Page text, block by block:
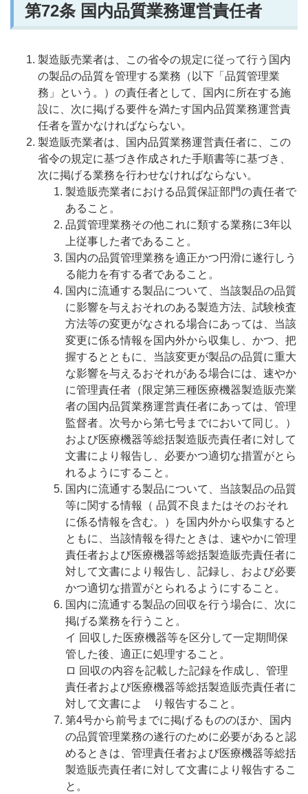
第72条 国内品質業務運営責任者
製造販売業者は、この省令の規定に従って行う国内
の製品の品質を管理する業務（以下「品質管理業
務」という。）の責任者として、国内に所在する施
設に、次に掲げる要件を満たす国内品質業務運営責
任者を置かなければならない。
製造販売業者は、国内品質業務運営責任者に、この
省令の規定に基づき作成された手順書等に基づき、
次に掲げる業務を行わせなければならない。
製造販売業者における品質保証部門の責任者で
あること。
品質管理業務その他これに類する業務に3年以
上従事した者であること。
国内の品質管理業務を適正かつ円滑に遂行しう
る能力を有する者であること。
国内に流通する製品について、当該製品の品質
に影響を与えおそれのある製造方法、試験検査
方法等の変更がなされる場合にあっては、当該
変更に係る情報を国内外から収集し、かつ、把
握するとともに、当該変更が製品の品質に重大
な影響を与えるおそれがある場合には、速やか
に管理責任者（限定第三種医療機器製造販売業
者の国内品質業務運営責任者にあっては、管理
監督者。次号から第七号までにおいて同じ。）
および医療機器等総括製造販売責任者に対して
文書により報告し、必要かつ適切な措置がとら
れるようにすること。
国内に流通する製品について、当該製品の品質
等に関する情報（ 品質不良またはそのおそれ
に係る情報を含む。）を国内外から収集すると
ともに、当該情報を得たときは、速やかに管理
責任者および医療機器等総括製造販売責任者に
対して文書により報告し、記録し、および必要
かつ適切な措置がとられるようにすること。
国内に流通する製品の回収を行う場合に、次に
掲げる業務を行うこと。
イ 回収した医療機器等を区分して一定期間保
管した後、適正に処理すること。
ロ 回収の内容を記載した記録を作成し、管理
責任者および医療機器等総括製造販売責任者に
対して文書によ り報告すること。
第4号から前号までに掲げるもののほか、国内
の品質管理業務の遂行のために必要があると認
めるときは、管理責任者および医療機器等総括
製造販売責任者に対して文書により報告するこ
と。